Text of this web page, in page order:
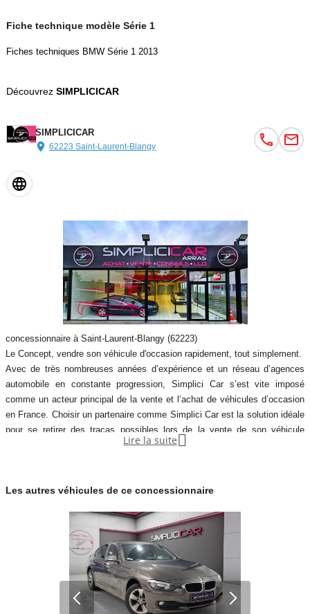
Fiche technique modèle Série 1
Fiches techniques BMW Série 1 2013
Découvrez SIMPLICICAR
SIMPLICICAR
62223 Saint-Laurent-Blangy
concessionnaire à Saint-Laurent-Blangy (62223)
Le Concept, vendre son véhicule d'occasion rapidement, tout simplement.
Avec de très nombreuses années d’expérience et un réseau d’agences
automobile en constante progression, Simplici Car s’est vite imposé
comme un acteur principal de la vente et l’achat de véhicules d’occasion
en France. Choisir un partenaire comme Simplici Car est la solution idéale
pour se retirer des tracas possibles lors de la vente de son véhicule
d’occasion. Avec ses différentes solutions pour vous accompagner du
Lire la suite 
Les autres véhicules de ce concessionnaire